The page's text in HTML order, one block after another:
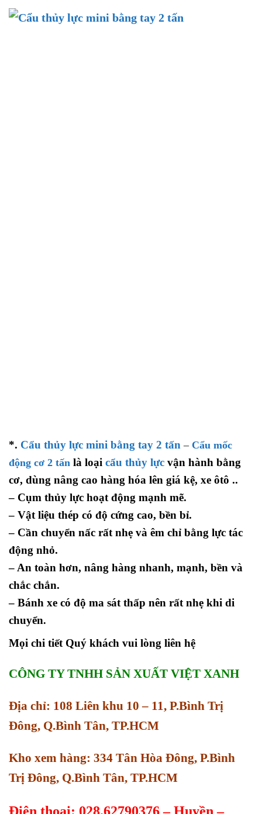
*. Cẩu thủy lực mini bằng tay 2 tấn – Cẩu mốc
động cơ 2 tấn là loại cẩu thủy lực vận hành bằng
cơ, dùng nâng cao hàng hóa lên giá kệ, xe ôtô ..
– Cụm thủy lực hoạt động mạnh mẽ.
– Vật liệu thép có độ cứng cao, bền bỉ.
– Cần chuyển nấc rất nhẹ và êm chỉ bằng lực tác
động nhỏ.
– An toàn hơn, nâng hàng nhanh, mạnh, bền và
chắc chắn.
– Bánh xe có độ ma sát thấp nên rất nhẹ khi di
chuyển.
Mọi chi tiết Quý khách vui lòng liên hệ
CÔNG TY TNHH SẢN XUẤT VIỆT XANH
Địa chỉ: 108 Liên khu 10 – 11, P.Bình Trị
Đông, Q.Bình Tân, TP.HCM
Kho xem hàng: 334 Tân Hòa Đông, P.Bình
Trị Đông, Q.Bình Tân, TP.HCM
Điện thoại: 028.62790376 – Huyền –